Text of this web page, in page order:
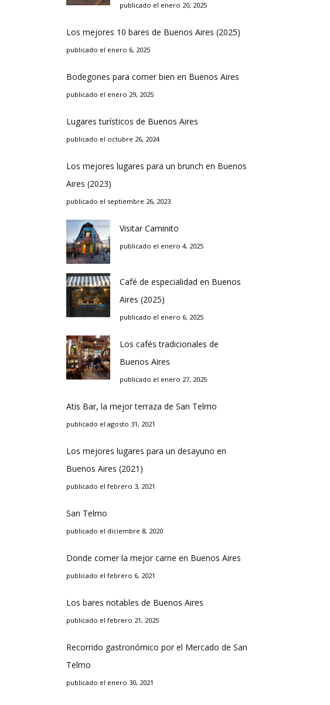
publicado el enero 20, 2025
Los mejores 10 bares de Buenos Aires (2025)
publicado el enero 6, 2025
Bodegones para comer bien en Buenos Aires
publicado el enero 29, 2025
Lugares turísticos de Buenos Aires
publicado el octubre 26, 2024
Los mejores lugares para un brunch en Buenos
Aires (2023)
publicado el septiembre 26, 2023
Visitar Caminito
publicado el enero 4, 2025
Café de especialidad en Buenos
Aires (2025)
publicado el enero 6, 2025
Los cafés tradicionales de
Buenos Aires
publicado el enero 27, 2025
Atis Bar, la mejor terraza de San Telmo
publicado el agosto 31, 2021
Los mejores lugares para un desayuno en
Buenos Aires (2021)
publicado el febrero 3, 2021
San Telmo
publicado el diciembre 8, 2020
Donde comer la mejor carne en Buenos Aires
publicado el febrero 6, 2021
Los bares notables de Buenos Aires
publicado el febrero 21, 2025
Recorrido gastronómico por el Mercado de San
Telmo
publicado el enero 30, 2021